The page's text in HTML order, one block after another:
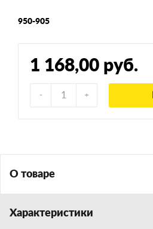
950-905
1 168,00 руб.
О товаре
Характеристики